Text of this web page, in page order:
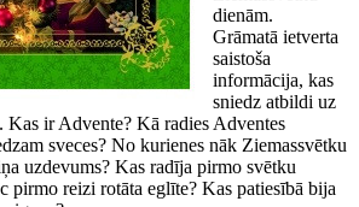
dienām.
Grāmatā ietverta
saistoša
informācija, kas
sniedz atbildi uz
Kas ir Advente? Kā radies Adventes
sveces? No kurienes nāk Ziemassvētku
uzdevums? Kas radīja pirmo svētku
pirmo reizi rotāta eglīte? Kas patiesībā bija